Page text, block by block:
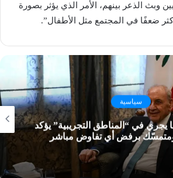
وبث الذعر بينهم، الأمر الذي يؤثر بصورة
ضعفًا في المجتمع مثل الأطفال”.
سياسية
يجري في “المناطق التجريبية” يؤكد
ومتمسّك برفض أي تفاوض مباشر